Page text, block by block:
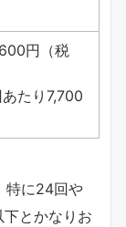
円（税
あたり7,700
特に24回や
とかなりお